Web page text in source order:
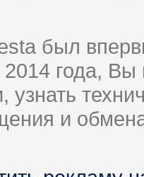
был
2014 года,
узнать
и